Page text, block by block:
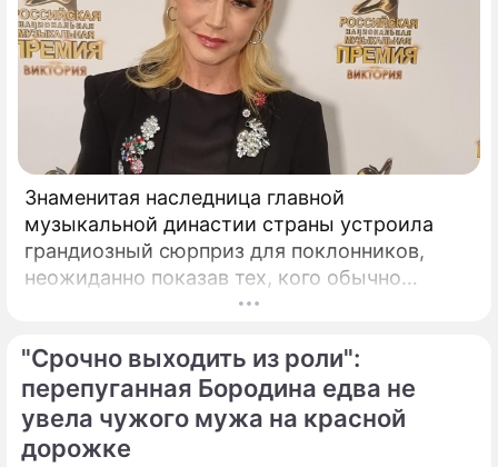
Знаменитая наследница главной
музыкальной династии страны устроила
грандиозный сюрприз для поклонников,
неожиданно показав тех, кого обычно
тщательно скрывает от посторонних глаз.
продолжает наслаждаться европейскими
каникулами, щедро делясь с публикой
яркими моментами своего роскошного
отпуска.
"Срочно выходить из роли":
перепуганная Бородина едва не
увела чужого мужа на красной
дорожке